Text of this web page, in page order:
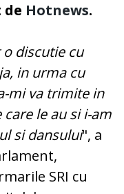
Hotnews.
discutie cu
in urma cu
mi va trimite in
le au si i-am
si dansului", a
SRI cu